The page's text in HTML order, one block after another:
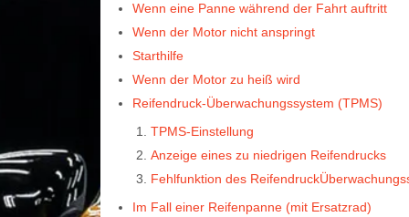
Wenn eine Panne während der Fahrt auftritt
Wenn der Motor nicht anspringt
Starthilfe
Wenn der Motor zu heiß wird
Reifendruck-Überwachungssystem (TPMS)
TPMS-Einstellung
Anzeige eines zu niedrigen Reifendrucks
Fehlfunktion des
Im Fall einer Reifenpanne (mit Ersatzrad)